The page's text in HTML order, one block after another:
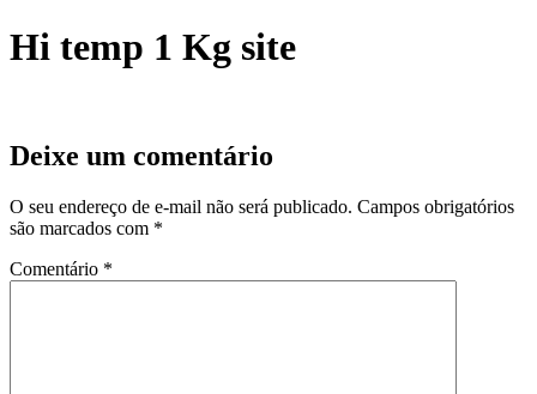
Hi temp 1 Kg site
Deixe um comentário
O seu endereço de e-mail não será publicado. Campos obrigatórios
são marcados com *
Comentário *